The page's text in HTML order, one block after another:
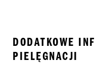
DODATKOWE
PIELĘGNACJI